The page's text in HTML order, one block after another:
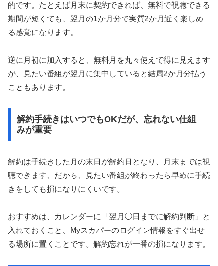
的です。たとえば月末に契約できれば、無料で視聴できる
期間が短くても、翌月の1か月分で実質2か月近く楽しめ
る感覚になります。
逆に月初に加入すると、無料月を丸々使えて得に見えます
が、見たい番組が翌月に集中していると結局2か月分払う
こともあります。
解約手続きはいつでもOKだが、忘れない仕組
みが重要
解約は手続きした月の末日が解約日となり、月末までは視
聴できます、だから、見たい番組が終わったら早めに手続
きをしても損になりにくいです。
おすすめは、カレンダーに「翌月◯日までに解約判断」と
入れておくこと、Myスカパーのログイン情報をすぐ出せ
る場所に置くことです。解約忘れが一番の損になります。